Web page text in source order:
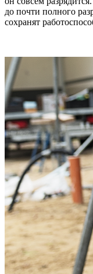
до почти полного
сохранят